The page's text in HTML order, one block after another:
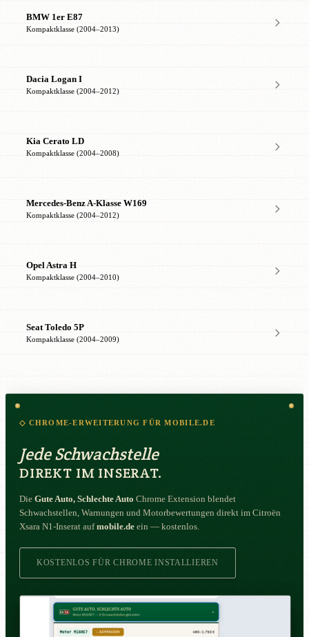
BMW 1er E87
Kompaktklasse (2004–2013)
Dacia Logan I
Kompaktklasse (2004–2012)
Kia Cerato LD
Kompaktklasse (2004–2008)
Mercedes-Benz A-Klasse W169
Kompaktklasse (2004–2012)
Opel Astra H
Kompaktklasse (2004–2010)
Seat Toledo 5P
Kompaktklasse (2004–2009)
◇ CHROME-ERWEITERUNG FÜR MOBILE.DE
Jede Schwachstelle
DIREKT IM INSERAT.
Die Gute Auto, Schlechte Auto Chrome Extension blendet
Schwachstellen, Warnungen und Motorbewertungen direkt im Citroën
Xsara N1-Inserat aufmobile.de ein — kostenlos.
KOSTENLOS FÜR CHROME INSTALLIEREN